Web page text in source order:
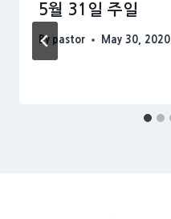
5월 31일 주일
By pastor May 30, 2020